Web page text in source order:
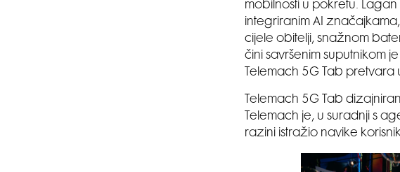
mobilnosti u pokretu.
integriranim AI
cijele obitelji, snažnom
čini savršenim suputnikom
Telemach 5G Tab pretvara
Telemach 5G Tab
Telemach je, u suradnji s
razini istražio navike